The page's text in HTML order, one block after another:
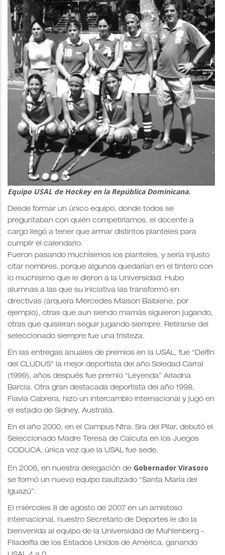
Equipo USAL de Hockey en la República Dominicana.
Desde formar un único equipo, donde todos se
preguntaban con quién competiríamos, el docente a
cargo llegó a tener que armar distintos planteles para
cumplir el calendario.
Fueron pasando muchísimos los planteles, y sería injusto
citar nombres, porque algunos quedarían en el tintero con
lo muchísimo que le dieron a la Universidad. Hubo
alumnas a las que su iniciativa las transformó en
directivas (arquera Mercedes Maison Baibiene, por
ejemplo), otras que aun siendo mamás siguieron jugando,
otras que quisieran seguir jugando siempre. Retirarse del
seleccionado siempre fue una tristeza.
En las entregas anuales de premios en la USAL, fue “Delfín
del CLUDUS” la mejor deportista del año Soledad Carral
(1999), años después fue premio “Leyenda” Ariadna
Barcia. Otra gran destacada deportista del año 1998,
Flavia Cabrera, hizo un intercambio internacional y jugó en
el estadio de Sidney, Australia.
En el año 2000, en el Campus Ntra. Sra del Pilar, debutó el
Seleccionado Madre Teresa de Calcuta en los Juegos
CODUCA, única vez que la USAL fue sede.
En 2006, en nuestra delegación de Gobernador Virasoro
se formó un nuevo equipo bautizado “Santa María del
Iguazú”.
El miércoles 8 de agosto de 2007 en un amistoso
internacional, nuestro Secretario de Deportes le dio la
bienvenida al equipo de la Universidad de Muhlenberg -
Filadelfia de los Estados Unidos de América, ganando